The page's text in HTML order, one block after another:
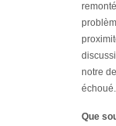
notre
échoué.
Que